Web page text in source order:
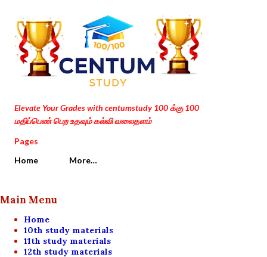
Skip to main content
Elevate Your Grades with centumstudy 100 க்கு 100
மதிப்பெண் பெற உதவும் கல்வி வலைதளம்
Pages
Home
More…
Main Menu
Home
10th study materials
11th study materials
12th study materials